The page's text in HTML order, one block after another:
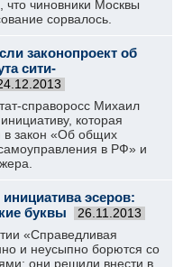
что чиновники Москвы
сорвалось.
законопроект об
сити-
справоросс Михаил
которая
в закон «Об общих
в РФ» и
эсеров:
буквы
26.11.2013
«Справедливая
и неусыпно борются со
они решили внести в